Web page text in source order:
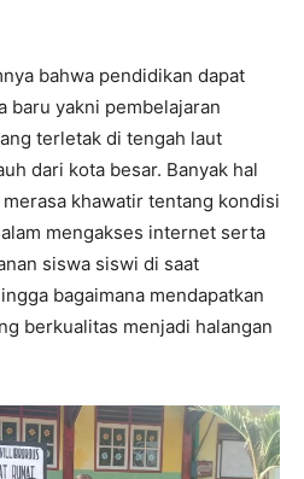
bahwa pendidikan dapat
baru yakni pembelajaran
terletak di tengah laut
dari kota besar. Banyak hal
khawatir tentang kondisi
mengakses internet serta
siswa siswi di saat
bagaimana mendapatkan
berkualitas menjadi halangan